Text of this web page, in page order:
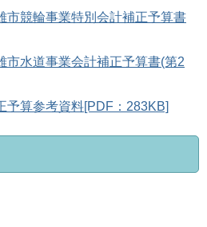
市競輪事業特別会計補正予算書
市水道事業会計補正予算書(第2
予算参考資料[PDF：283KB]